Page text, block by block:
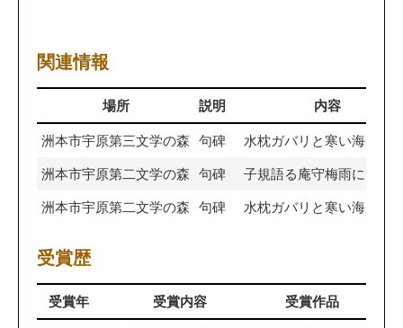
関連情報
場所 説明 内容
洲本市宇原第三文学の森 句碑 水枕ガバリと寒い海があ
洲本市宇原第二文学の森 句碑 子規語る庵守梅雨に欠び
洲本市宇原第二文学の森 句碑 水枕ガバリと寒い海があ
受賞歴
受賞年 受賞内容 受賞作品